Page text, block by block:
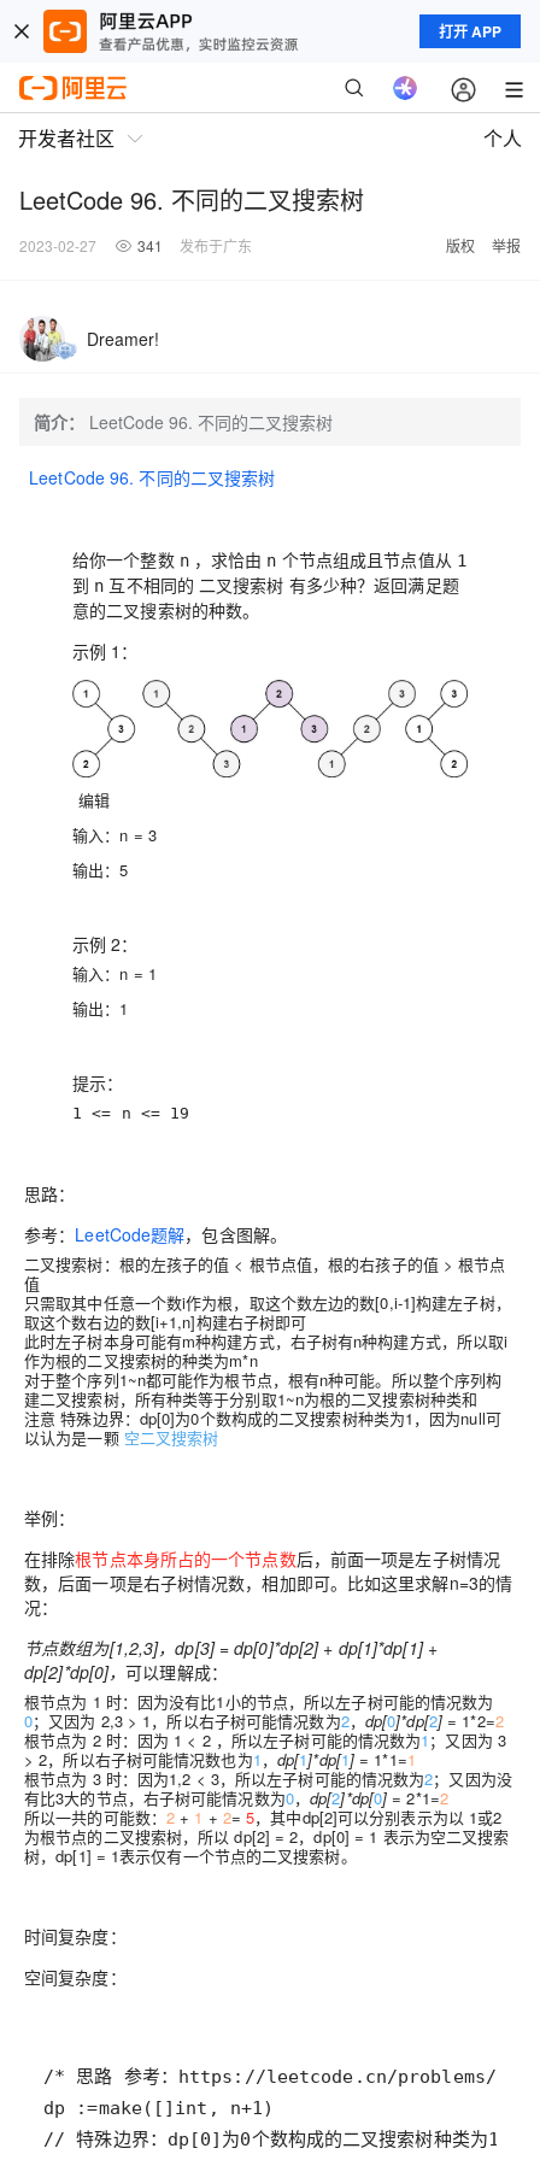
打开 APP
开发者社区 个人
LeetCode 96. 不同的二叉搜索树
2023-02-27 341 发布于广东 版权 举报
Dreamer!
简介： LeetCode 96. 不同的二叉搜索树
LeetCode 96. 不同的二叉搜索树
给你一个整数 n，求恰由 n 个节点组成且节点值从 1
到 n 互不相同的二叉搜索树 有多少种？返回满足题
意的二叉搜索树的种数。
示例 1：
编辑
输入： n = 3
输出：5
示例 2：
输入： n = 1
输出： 1
提示：
1 <= n <= 19
思路：
参考： LeetCode题解，包含图解。
二叉搜索树：根的左孩子的值 < 根节点值，根的右孩子的值 > 根节点
值
只需取其中任意一个数i作为根，取这个数左边的数[0,i-1]构建左子树，
取这个数右边的数[i+1,n]构建右子树即可
此时左子树本身可能有m种构建方式，右子树有n种构建方式，所以取i
作为根的二叉搜索树的种类为m*n
对于整个序列1~n都可能作为根节点，根有n种可能。所以整个序列构
建二叉搜索树，所有种类等于分别取1~n为根的二叉搜索树种类和
注意特殊边界： dp[0]为0个数构成的二叉搜索树种类为1，因为null可
以认为是一颗 空二叉搜索树
举例：
在排除根节点本身所占的一个节点数后，前面一项是左子树情况
数，后面一项是右子树情况数，相加即可。比如这里求解n=3的情
况：
节点数组为[1,2,3]，dp[3] = dp[0]*dp[2] + dp[1]*dp[1] +
dp[2]*dp[0]，可以理解成：
根节点为 1 时：因为没有比1小的节点，所以左子树可能的情况数为
0；又因为 2,3 > 1，所以右子树可能情况数为2， dp[0]*dp[2] = 1*2=2
根节点为 2时：因为 1 < 2 ，所以左子树可能的情况数为1 ；又因为 3
> 2，所以右子树可能情况数也为1 ， dp[1]*dp[1] = 1*1=1
根节点为 3时：因为1,2 < 3，所以左子树可能的情况数为2；又因为没
有比3大的节点，右子树可能情况数为0， dp[2]*dp[0] = 2*1=2
所以一共的可能数： 2 + 1 + 2=5，其中dp[2]可以分别表示为以 1或2
为根节点的二叉搜索树，所以 dp[2] = 2，dp[0] = 1 表示为空二叉搜索
树，dp[1] = 1表示仅有一个节点的二叉搜索树。
时间复杂度：
空间复杂度：
/* 思路 参考： https://leetcode.cn/problems/
dp :=make([] int , n+1
// 特殊边界：dp[0]为0个数构成的二叉搜索树种类为1，